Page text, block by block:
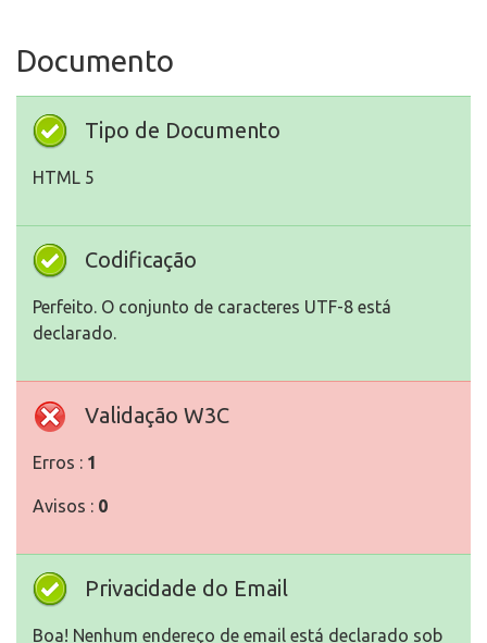
Documento
Tipo de Documento
HTML 5
Codificação
Perfeito. O conjunto de caracteres UTF-8 está
declarado.
Validação W3C
Erros : 1
Avisos : 0
Privacidade do Email
Boa! Nenhum endereço de email está declarado sob